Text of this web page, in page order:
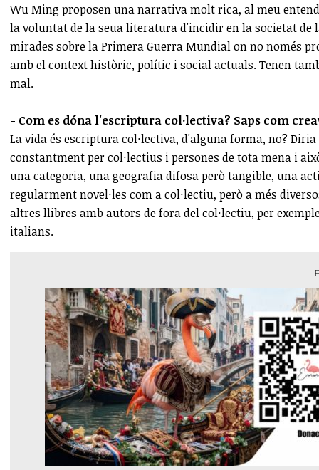
Wu Ming proposen una narrativa molt rica, al meu
la voluntat de la seua literatura d'incidir en la societat
mirades sobre la Primera Guerra Mundial on no només
amb el context històric, polític i social actuals. Tenen
mal.
- Com es dóna l'escriptura col·lectiva? Saps com
La vida és escriptura col·lectiva, d'alguna forma, no?
constantment per col·lectius i persones de tota mena i
una categoria, una geografia difosa però tangible, una
regularment novel·les com a col·lectiu, però a més
altres llibres amb autors de fora del col·lectiu, per
italians.